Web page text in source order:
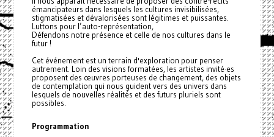
émancipateurs dans lesquels les cultures invisibilisées,
stigmatisées et dévalorisées sont légitimes et puissantes.
Luttons pour l’auto-représentation,
Défendons notre présence et celle de nos cultures dans le
futur !
Cet événement est un terrain d'exploration pour penser
autrement. Loin des visions formatées, les artistes invité·es
proposent des œuvres porteuses de changement, des objets
de contemplation qui nous guident vers des univers dans
lesquels de nouvelles réalités et des futurs pluriels sont
possibles.
Programmation